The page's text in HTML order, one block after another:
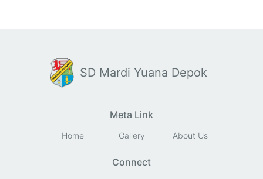
SD Mardi Yuana Depok
Meta Link
Home Gallery About Us
Connect